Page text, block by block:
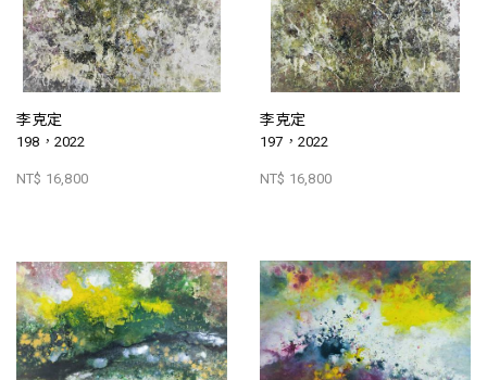
李克定
198，2022
NT$ 16,800
李克定
197，2022
NT$ 16,800